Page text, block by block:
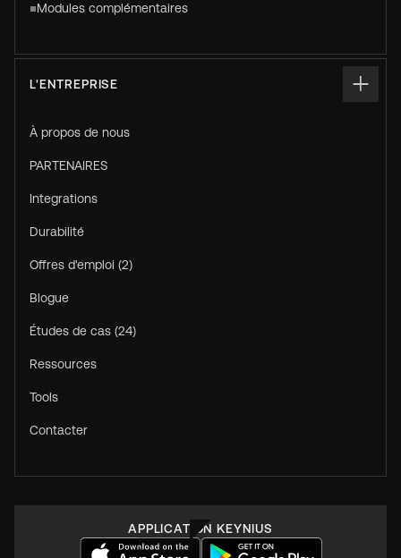
Modules complémentaires
L'ENTREPRISE
À propos de nous
PARTENAIRES
Integrations
Durabilité
Offres d'emploi (2)
Blogue
Études de cas (24)
Ressources
Tools
Contacter
APPLICATION KEYNIUS